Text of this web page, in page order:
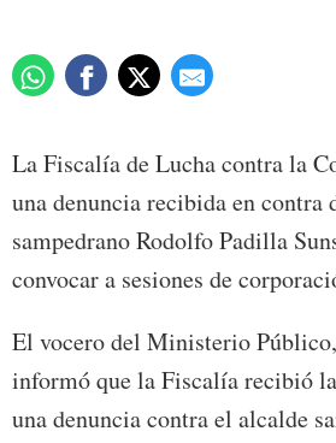
La Fiscalía de Lucha contra la
una denuncia recibida en contra
sampedrano Rodolfo Padilla
convocar a sesiones de
El vocero del Ministerio
informó que la Fiscalía recibió la
una denuncia contra el alcalde